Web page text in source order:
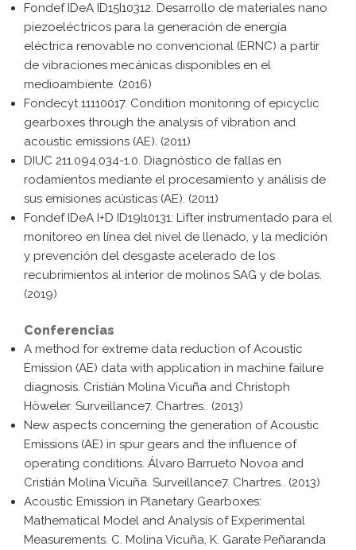
Fondef IDeA ID15I10312. Desarrollo de materiales nano
piezoeléctricos para la generación de energía
eléctrica renovable no convencional (ERNC) a partir
de vibraciones mecánicas disponibles en el
medioambiente. (2016)
Fondecyt 11110017. Condition monitoring of epicyclic
gearboxes through the analysis of vibration and
acoustic emissions (AE). (2011)
DIUC 211.094.034-1.0. Diagnóstico de fallas en
rodamientos mediante el procesamiento y análisis de
sus emisiones acústicas (AE). (2011)
Fondef IDeA I+D ID19I10131: Lifter instrumentado para el
monitoreo en línea del nivel de llenado, y la medición
y prevención del desgaste acelerado de los
recubrimientos al interior de molinos SAG y de bolas.
(2019)
Conferencias
A method for extreme data reduction of Acoustic
Emission (AE) data with application in machine failure
diagnosis. Cristián Molina Vicuña and Christoph
Höweler. Surveillance7. Chartres.. (2013)
New aspects concerning the generation of Acoustic
Emissions (AE) in spur gears and the influence of
operating conditions. Álvaro Barrueto Novoa and
Cristián Molina Vicuña. Surveillance7. Chartres.. (2013)
Acoustic Emission in Planetary Gearboxes:
Mathematical Model and Analysis of Experimental
Measurements. C. Molina Vicuña, K. Garate Peñaranda